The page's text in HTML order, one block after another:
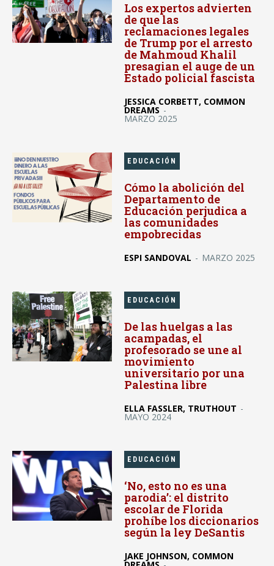
Los expertos advierten
de que las
reclamaciones legales
de Trump por el arresto
de Mahmoud Khalil
presagian el auge de un
Estado policial fascista
JESSICA CORBETT, COMMON
DREAMS -
MARZO 2025
EDUCACIÓN
Cómo la abolición del
Departamento de
Educación perjudica a
las comunidades
empobrecidas
ESPI SANDOVAL - MARZO 2025
EDUCACIÓN
De las huelgas a las
acampadas, el
profesorado se une al
movimiento
universitario por una
Palestina libre
ELLA FASSLER, TRUTHOUT -
MAYO 2024
EDUCACIÓN
‘No, esto no es una
parodia’: el distrito
escolar de Florida
prohíbe los diccionarios
según la ley DeSantis
JAKE JOHNSON, COMMON